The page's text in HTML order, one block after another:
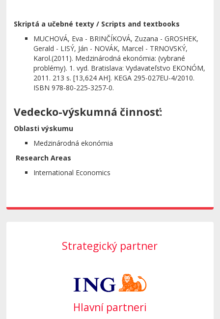
Skriptá a učebné texty / Scripts and textbooks
MUCHOVÁ, Eva - BRINČÍKOVÁ, Zuzana - GROSHEK,
Gerald - LISÝ, Ján - NOVÁK, Marcel - TRNOVSKÝ,
Karol.(2011). Medzinárodná ekonómia: (vybrané
problémy). 1. vyd. Bratislava: Vydavateľstvo EKONÓM,
2011. 213 s. [13,624 AH]. KEGA 295-027EU-4/2010.
ISBN 978-80-225-3257-0.
Vedecko-výskumná činnosť:
Oblasti výskumu
Medzinárodná ekonómia
Research Areas
International Economics
Strategický partner
Hlavní partneri